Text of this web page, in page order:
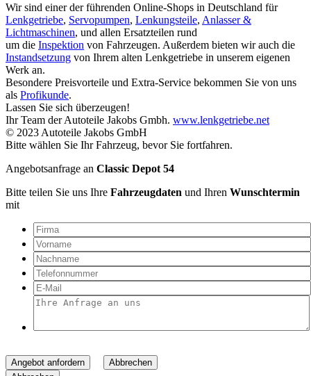
Wir sind einer der führenden Online-Shops in Deutschland für
Lenkgetriebe, Servopumpen, Lenkungsteile, Anlasser &
Lichtmaschinen, und allen Ersatzteilen rund
um die Inspektion von Fahrzeugen. Außerdem bieten wir auch die
Instandsetzung von Ihrem alten Lenkgetriebe in unserem eigenen
Werk an.
Besondere Preisvorteile und Extra-Service bekommen Sie von uns
als Profikunde.
Lassen Sie sich überzeugen!
Ihr Team der Autoteile Jakobs Gmbh. www.lenkgetriebe.net
© 2023 Autoteile Jakobs GmbH
Bitte wählen Sie Ihr Fahrzeug, bevor Sie fortfahren.
Angebotsanfrage an Classic Depot 54
Bitte teilen Sie uns Ihre Fahrzeugdaten und Ihren Wunschtermin
mit
Angebot anfordern
Abbrechen